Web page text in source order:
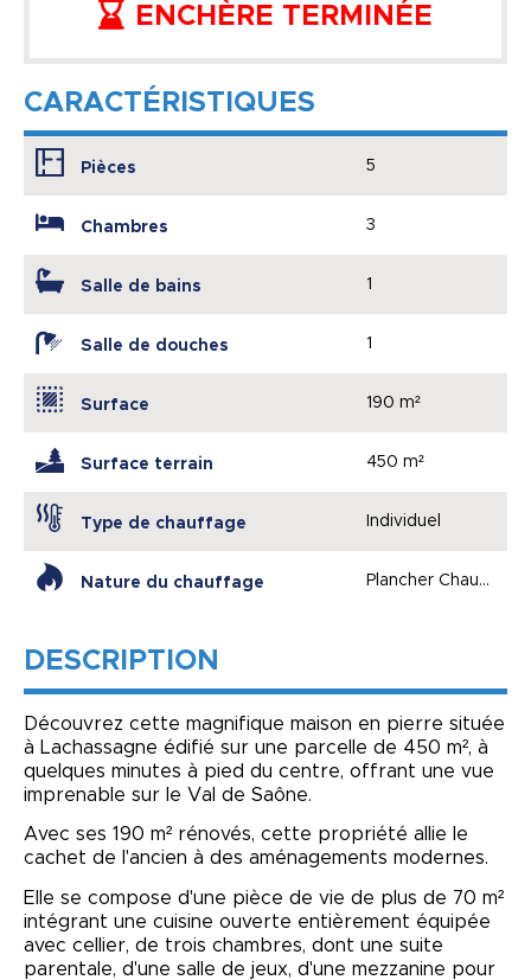
ENCHÈRE TERMINÉE
CARACTÉRISTIQUES
Pièces 5
Chambres 3
Salle de bains 1
Salle de douches 1
Surface 190 m²
Surface terrain 450 m²
Type de chauffage Individuel
Nature du chauffage Plancher Chauffant
DESCRIPTION
Découvrez cette magnifique maison en pierre située
à Lachassagne édifié sur une parcelle de 450 m², à
quelques minutes à pied du centre, offrant une vue
imprenable sur le Val de Saône.
Avec ses 190 m² rénovés, cette propriété allie le
cachet de l'ancien à des aménagements modernes.
Elle se compose d'une pièce de vie de plus de 70 m²
intégrant une cuisine ouverte entièrement équipée
avec cellier, de trois chambres, dont une suite
parentale, d'une salle de jeux, d'une mezzanine pour